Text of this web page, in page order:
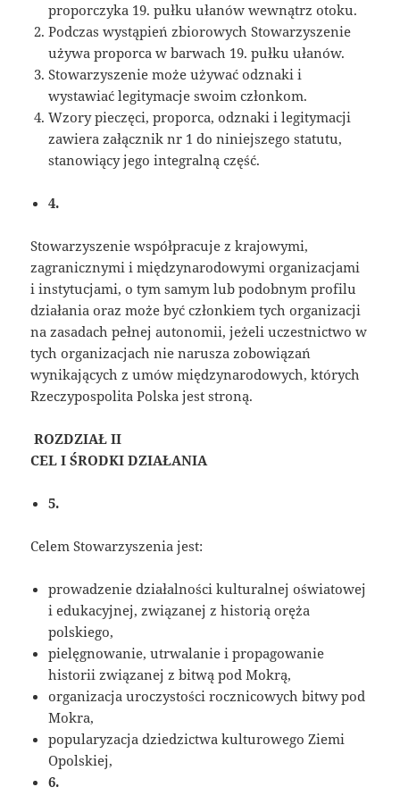
proporczyka 19. pułku ułanów wewnątrz otoku.
Podczas wystąpień zbiorowych Stowarzyszenie
używa proporca w barwach 19. pułku ułanów.
Stowarzyszenie może używać odznaki i
wystawiać legitymacje swoim członkom.
Wzory pieczęci, proporca, odznaki i legitymacji
zawiera załącznik nr 1 do niniejszego statutu,
stanowiący jego integralną część.
4.
Stowarzyszenie współpracuje z krajowymi,
zagranicznymi i międzynarodowymi organizacjami
i instytucjami, o tym samym lub podobnym profilu
działania oraz może być członkiem tych organizacji
na zasadach pełnej autonomii, jeżeli uczestnictwo w
tych organizacjach nie narusza zobowiązań
wynikających z umów międzynarodowych, których
Rzeczypospolita Polska jest stroną.
ROZDZIAŁ II
CEL I ŚRODKI DZIAŁANIA
5.
Celem Stowarzyszenia jest:
prowadzenie działalności kulturalnej oświatowej
i edukacyjnej, związanej z historią oręża
polskiego,
pielęgnowanie, utrwalanie i propagowanie
historii związanej z bitwą pod Mokrą,
organizacja uroczystości rocznicowych bitwy pod
Mokra,
popularyzacja dziedzictwa kulturowego Ziemi
Opolskiej,
6.